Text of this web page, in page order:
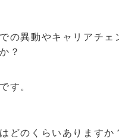
の異動やキャリアチェ
？
す。
どのくらいありますか